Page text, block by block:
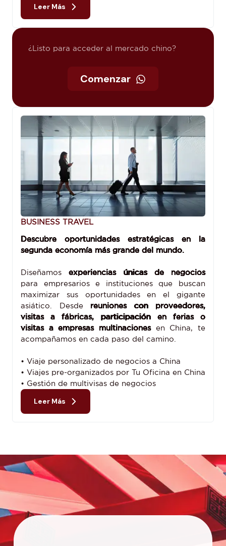
Leer Más
¿Listo para acceder al mercado chino?
Comenzar
BUSINESS TRAVEL
Descubre oportunidades estratégicas en la
segunda economía más grande del mundo.
Diseñamosexperiencias únicas de negocios
para empresarios e instituciones que buscan
maximizar sus oportunidades en el gigante
asiático. Desde reuniones con proveedores,
visitas a fábricas, participación en ferias o
visitas a empresas multinacionesen China, te
acompañamos en cada paso del camino.
• Viaje personalizado de negocios a China
• Viajes pre-organizados por Tu Oficina en China
• Gestión de multivisas de negocios
Leer Más